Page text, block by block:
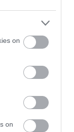
on
on
meg. A japán
a férfiak több mint